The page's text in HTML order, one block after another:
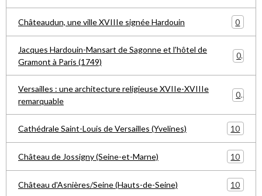
Châteaudun, une ville XVIIIe signée Hardouin 0
Jacques Hardouin-Mansart de Sagonne et l'hôtel de
Gramont à Paris (1749)
0
Versailles : une architecture religieuse XVIIe-XVIIIe
remarquable
0
Cathédrale Saint-Louis de Versailles (Yvelines) 10
Château de Jossigny (Seine-et-Marne) 10
Château d'Asnières/Seine (Hauts-de-Seine) 10